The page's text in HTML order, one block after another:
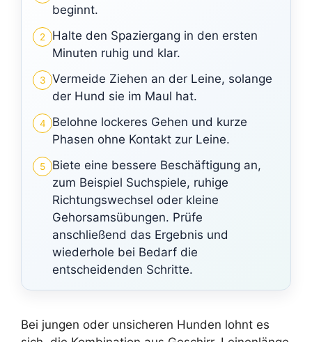
beginnt.
2
Halte den Spaziergang in den ersten
Minuten ruhig und klar.
3
Vermeide Ziehen an der Leine, solange
der Hund sie im Maul hat.
4
Belohne lockeres Gehen und kurze
Phasen ohne Kontakt zur Leine.
5
Biete eine bessere Beschäftigung an,
zum Beispiel Suchspiele, ruhige
Richtungswechsel oder kleine
Gehorsamsübungen. Prüfe
anschließend das Ergebnis und
wiederhole bei Bedarf die
entscheidenden Schritte.
Bei jungen oder unsicheren Hunden lohnt es